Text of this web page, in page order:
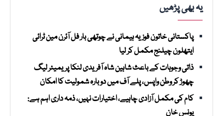
یہ بھی پڑھیں
پاکستانی خاتون فوزیہ ہیمانی نے چوتھی بار فل آئرن مین ٹرائی
ایتھلون چیلنج مکمل کر لیا
ذاتی وجوہات کے باعث شاہین شاہ آفریدی لنکا پریمیئر لیگ
چھوڑ کر وطن واپس، پلے آف میں دوبارہ شمولیت کا امکان
کام کی مکمل آزادی چاہیے، اختیارات نہیں، ذمہ داری اہم ہے:
یونس خان